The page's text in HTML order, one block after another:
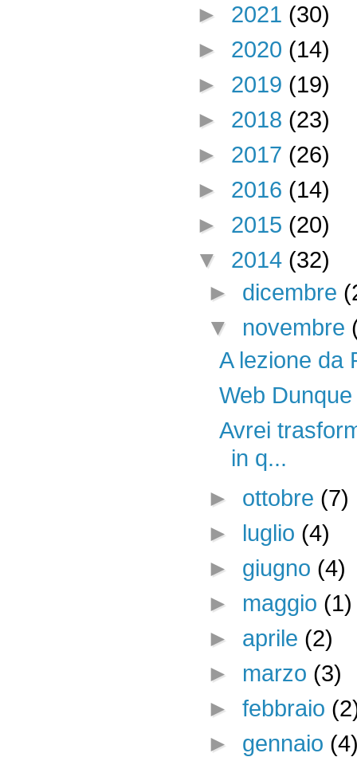
► 2021 (30)
► 2020 (14)
► 2019 (19)
► 2018 (23)
► 2017 (26)
► 2016 (14)
► 2015 (20)
▼ 2014 (32)
► dicembre
▼ novembre
A lezione da
Web
Avrei
in q...
► ottobre (7)
► luglio (4)
► giugno (4)
► maggio (1)
► aprile (2)
► marzo (3)
►febbraio
► gennaio